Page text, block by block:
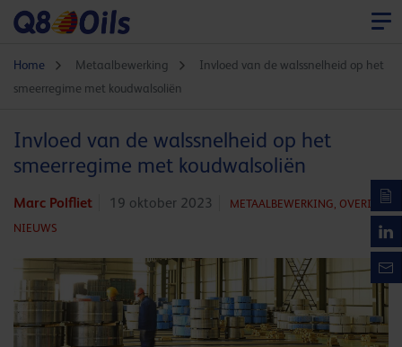
Home Metaalbewerking
Invloed van de walssnelheid op het
smeerregime met koudwalsoliën
Invloed van de walssnelheid op het
smeerregime met koudwalsoliën
Marc Polfliet 19 oktober 2023 METAALBEWERKING, OVERIG
NIEUWS